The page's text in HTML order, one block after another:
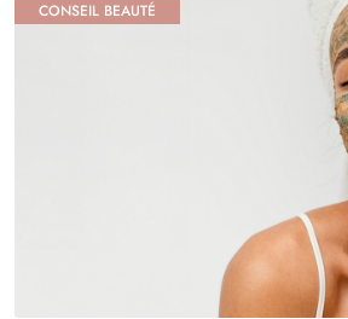
CONSEIL BEAUTÉ